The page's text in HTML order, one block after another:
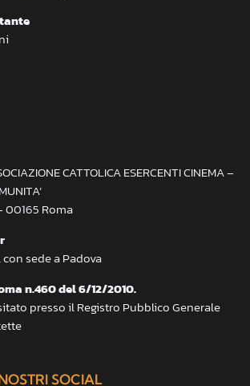
CATTOLICA ESERCENTI CINEMA –
00165 Roma
sede a Padova
n.460 del 6/12/2010.
presso il Registro Pubblico Generale
SOCIAL